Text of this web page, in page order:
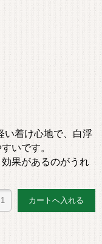
着け心地で、白浮
いです。
果があるのがうれ